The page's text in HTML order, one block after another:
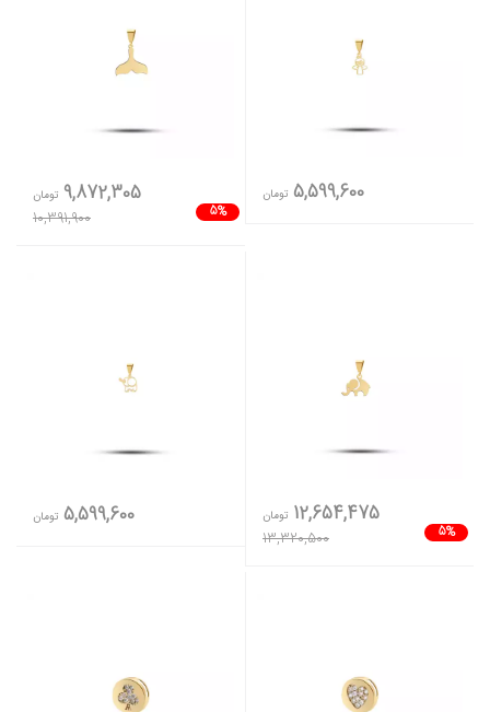
5,599,600 تومان
5%
9,872,305 تومان
10,391,900
5%
12,654,475 تومان
13,320,500
5,599,600 تومان